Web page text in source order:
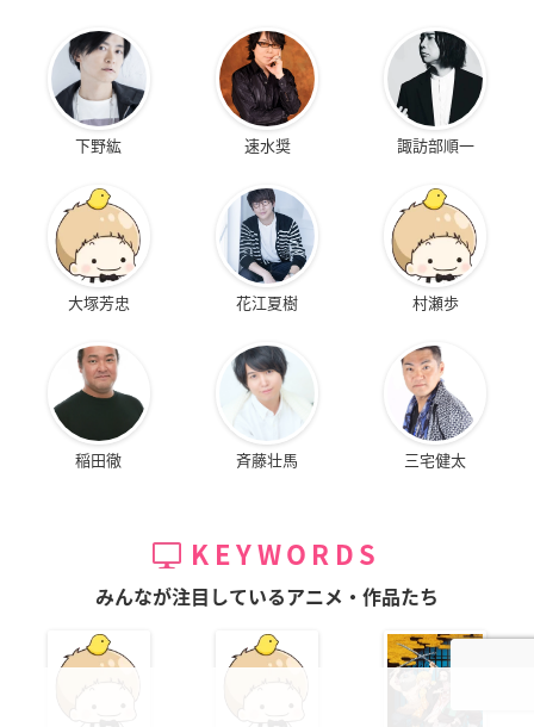
下野紘 速水奨 諏訪部順一
大塚芳忠 花江夏樹 村瀬歩
稲田徹 斉藤壮馬 三宅健太
KEYWORDS
みんなが注目しているアニメ・作品たち